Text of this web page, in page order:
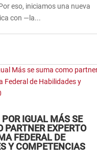
eso, iniciamos una nueva
con —la...
IGUAL MÁS SE
PARTNER EXPERTO
FEDERAL DE
Y COMPETENCIAS